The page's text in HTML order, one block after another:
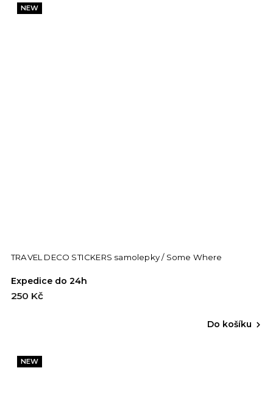
NEW
TRAVEL DECO STICKERS samolepky / Some Where
Expedice do 24h
250 Kč
Do košíku
NEW